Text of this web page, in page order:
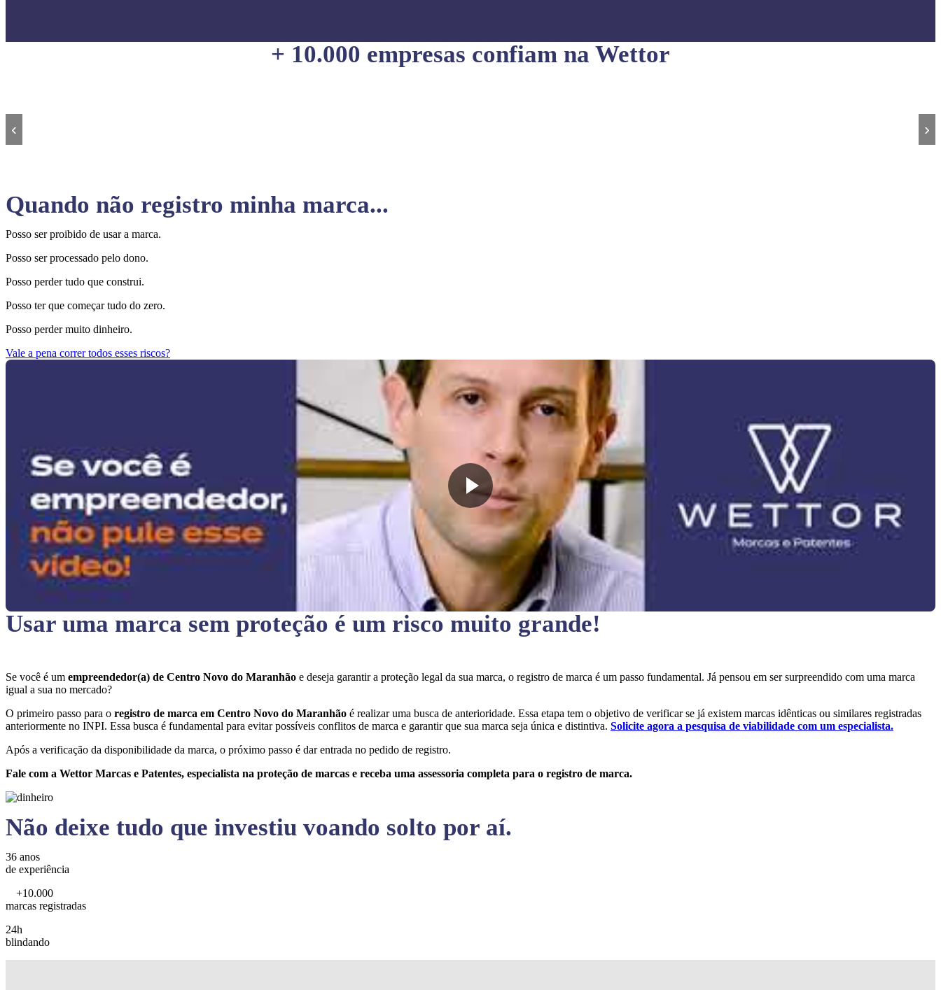
+ 10.000 empresas confiam na Wettor
‹ ›
Quando não registro minha marca...
Posso ser proibido de usar a marca.
Posso ser processado pelo dono.
Posso perder tudo que construi.
Posso ter que começar tudo do zero.
Posso perder muito dinheiro.
Vale a pena correr todos esses riscos?
Usar uma marca sem proteção é um risco muito grande!
Se você é um empreendedor(a) de Centro Novo do Maranhão e deseja garantir a proteção legal da sua marca, o registro de marca é um passo fundamental. Já pensou em ser surpreendido com uma marca
igual a sua no mercado?
O primeiro passo para o registro de marca em Centro Novo do Maranhão é realizar uma busca de anterioridade. Essa etapa tem o objetivo de verificar se já existem marcas idênticas ou similares registradas
anteriormente no INPI. Essa busca é fundamental para evitar possíveis conflitos de marca e garantir que sua marca seja única e distintiva. Solicite agora a pesquisa de viabilidade com um especialista.
Após a verificação da disponibilidade da marca, o próximo passo é dar entrada no pedido de registro.
Fale com a Wettor Marcas e Patentes, especialista na proteção de marcas e receba uma assessoria completa para o registro de marca.
Não deixe tudo que investiu voando solto por aí.
36 anos
de experiência
+10.000
marcas registradas
24h
blindando